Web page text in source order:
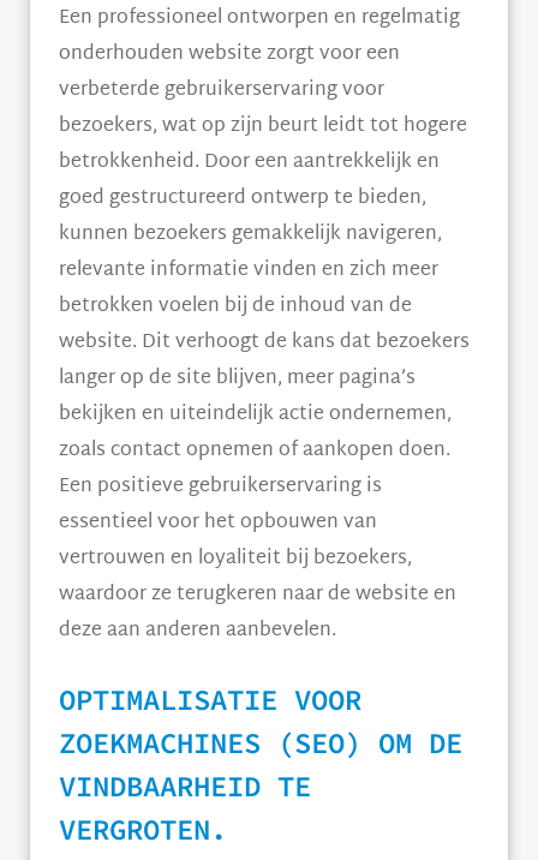
Een professioneel ontworpen en regelmatig
onderhouden website zorgt voor een
verbeterde gebruikerservaring voor
bezoekers, wat op zijn beurt leidt tot hogere
betrokkenheid. Door een aantrekkelijk en
goed gestructureerd ontwerp te bieden,
kunnen bezoekers gemakkelijk navigeren,
relevante informatie vinden en zich meer
betrokken voelen bij de inhoud van de
website. Dit verhoogt de kans dat bezoekers
langer op de site blijven, meer pagina’s
bekijken en uiteindelijk actie ondernemen,
zoals contact opnemen of aankopen doen.
Een positieve gebruikerservaring is
essentieel voor het opbouwen van
vertrouwen en loyaliteit bij bezoekers,
waardoor ze terugkeren naar de website en
deze aan anderen aanbevelen.
OPTIMALISATIE VOOR
ZOEKMACHINES (SEO) OM DE
VINDBAARHEID TE
VERGROTEN.